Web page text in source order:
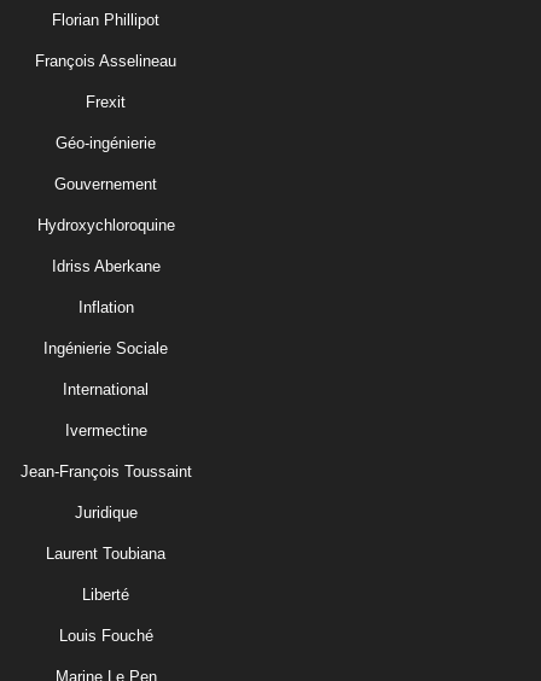
Florian Phillipot
François Asselineau
Frexit
Géo-ingénierie
Gouvernement
Hydroxychloroquine
Idriss Aberkane
Inflation
Ingénierie Sociale
International
Ivermectine
Jean-François Toussaint
Juridique
Laurent Toubiana
Liberté
Louis Fouché
Marine Le Pen